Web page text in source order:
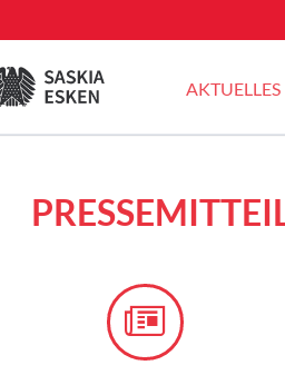
AKTUELLES